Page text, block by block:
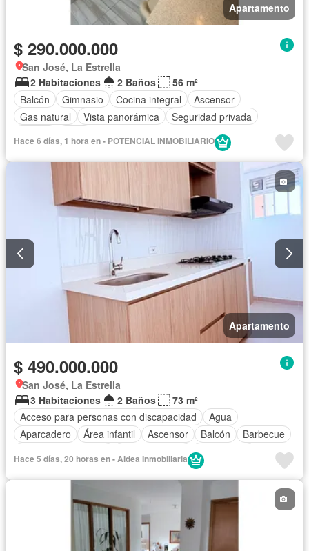
Apartamento
$ 290.000.000
San José, La Estrella
2 Habitaciones
2 Baños
56 m²
Balcón
Gimnasio Cocina integral
Ascensor
Gas natural
Vista panorámica
Seguridad privada
Hace 6 días, 1 hora en - POTENCIAL INMOBILIARIO
Apartamento
$ 490.000.000
San José, La Estrella
3 Habitaciones
2 Baños
73 m²
Acceso para personas con discapacidad
Agua
Aparcadero
Área infantil Ascensor Balcón
Barbecue
Gas natural
Hace 5 días, 20 horas en - Aldea Inmobiliaria